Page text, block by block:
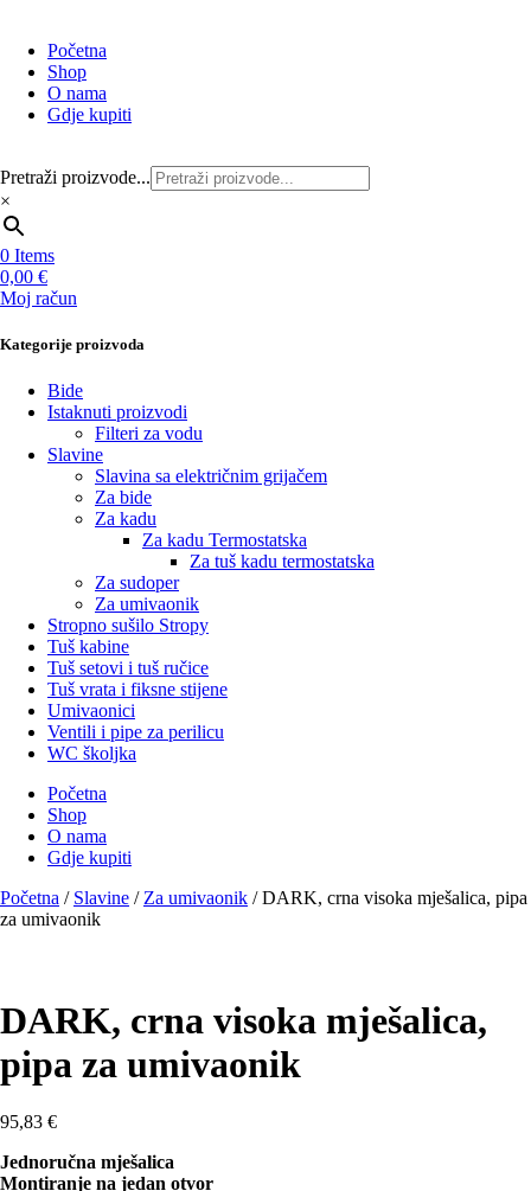
Početna
Shop
O nama
Gdje kupiti
Pretraži proizvode...
×
0 Items
0,00 €
Moj račun
Kategorije proizvoda
Bide
Istaknuti proizvodi
Filteri za vodu
Slavine
Slavina sa električnim grijačem
Za bide
Za kadu
Za kadu Termostatska
Za tuš kadu termostatska
Za sudoper
Za umivaonik
Stropno sušilo Stropy
Tuš kabine
Tuš setovi i tuš ručice
Tuš vrata i fiksne stijene
Umivaonici
Ventili i pipe za perilicu
WC školjka
Početna
Shop
O nama
Gdje kupiti
Početna / Slavine / Za umivaonik / DARK, crna visoka mješalica, pipa
za umivaonik
DARK, crna visoka mješalica,
pipa za umivaonik
95,83 €
Jednoručna mješalica
Montiranje na jedan otvor